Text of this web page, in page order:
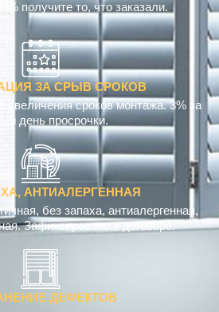
ЗА СРЫВ СРОКОВ
сроков монтажа. 3% за
день просрочки.
АНТИАЛЕРГЕННАЯ
без запаха, антиалергенная,
Зафиксировано в договоре.
ДЕФЕКТОВ
или не точности монтажа за
в срок до 3-4 рабочих дней.